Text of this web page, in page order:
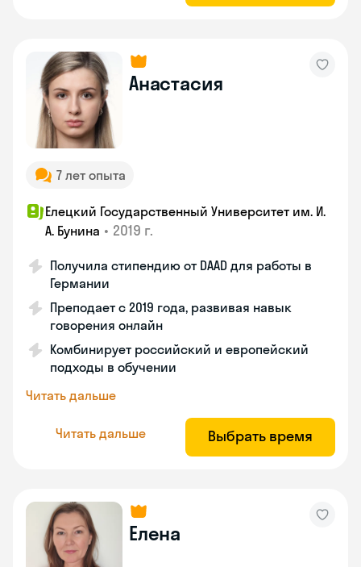
Анастасия
7 лет опыта
Елецкий Государственный Университет им. И.
А. Бунина • 2019 г.
Получила стипендию от DAAD для работы в
Германии
Преподает с 2019 года, развивая навык
говорения онлайн
Комбинирует российский и европейский
подходы в обучении
Читать дальше
Читать дальше Выбрать время
Елена